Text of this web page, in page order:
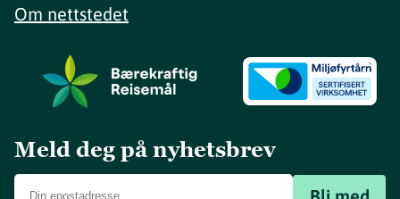
Om nettstedet
Meld deg på nyhetsbrev